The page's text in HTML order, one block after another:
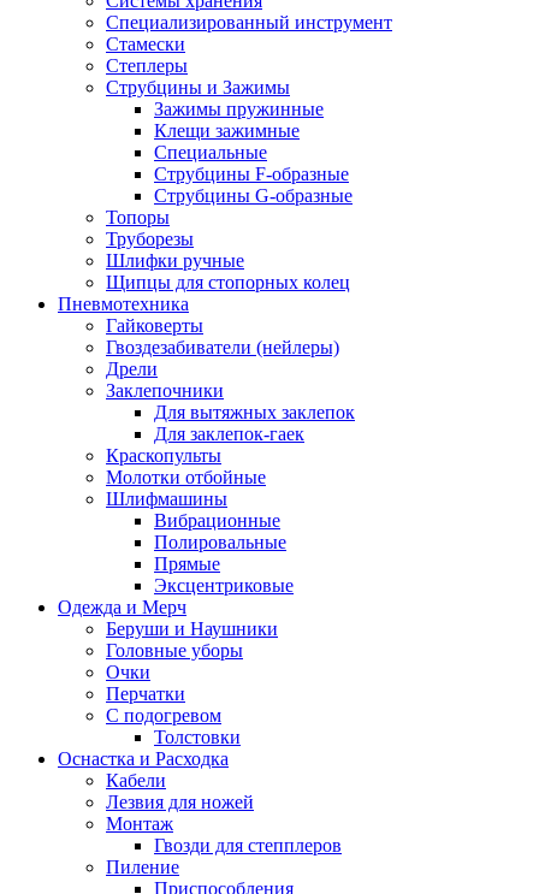
Специализированный инструмент
Стамески
Степлеры
Струбцины и Зажимы
Зажимы пружинные
Клещи зажимные
Специальные
Струбцины F-образные
Струбцины G-образные
Топоры
Труборезы
Шлифки ручные
Щипцы для стопорных колец
Пневмотехника
Гайковерты
Гвоздезабиватели (нейлеры)
Дрели
Заклепочники
Для вытяжных заклепок
Для заклепок-гаек
Краскопульты
Молотки отбойные
Шлифмашины
Вибрационные
Полировальные
Прямые
Эксцентриковые
Одежда и Мерч
Беруши и Наушники
Головные уборы
Очки
Перчатки
С подогревом
Толстовки
Оснастка и Расходка
Кабели
Лезвия для ножей
Монтаж
Гвозди для степплеров
Пиление
Приспособления